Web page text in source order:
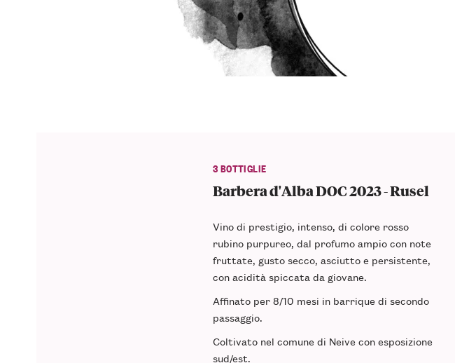
3 BOTTIGLIE
Barbera d'Alba DOC 2023 - Rusel
Vino di prestigio, intenso, di colore rosso
rubino purpureo, dal profumo ampiocon note
fruttate, gusto secco,asciuttoe persistente,
conacidità spiccata da giovane.
Affinato per8/10 mesi in barriquedi secondo
passaggio.
Coltivato nel comune di Neivecon esposizione
sud/est.